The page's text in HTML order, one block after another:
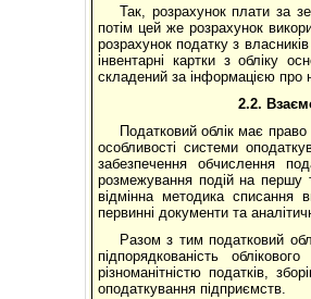
Так, розрахунок плати за
потім цей же розрахунок
розрахунок податку з
інвентарні картки з обліку
складений за інформацією про
2.2.
Податковий облік має
особливості системи
забезпечення обчислення
розмежування подій на першу
відмінна методика списання
первинні документи та
Разом з тим податковий
підпорядкованість
різноманітністю податків,
оподаткування підприємств.